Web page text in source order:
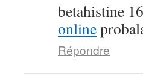
betahistine
online
Répondre